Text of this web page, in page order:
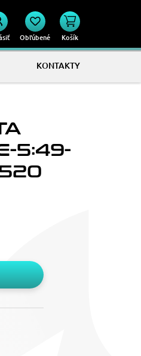
Obľúbené Košík
KONTAKTY
5:49-